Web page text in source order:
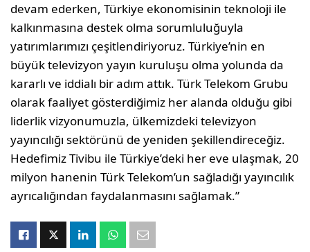
devam ederken, Türkiye ekonomisinin teknoloji ile
kalkınmasına destek olma sorumluluğuyla
yatırımlarımızı çeşitlendiriyoruz. Türkiye’nin en
büyük televizyon yayın kuruluşu olma yolunda da
kararlı ve iddialı bir adım attık. Türk Telekom Grubu
olarak faaliyet gösterdiğimiz her alanda olduğu gibi
liderlik vizyonumuzla, ülkemizdeki televizyon
yayıncılığı sektörünü de yeniden şekillendireceğiz.
Hedefimiz Tivibu ile Türkiye’deki her eve ulaşmak, 20
milyon hanenin Türk Telekom’un sağladığı yayıncılık
ayrıcalığından faydalanmasını sağlamak.”